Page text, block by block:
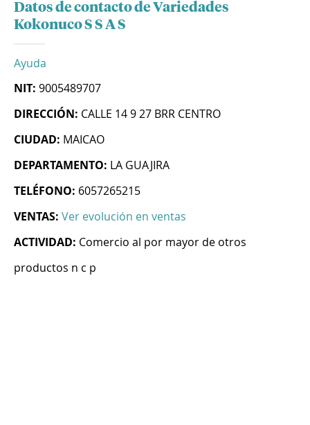
Datos de contacto de Variedades
Kokonuco S S A S
Ayuda
NIT: 9005489707
DIRECCIÓN: CALLE 14 9 27 BRR CENTRO
CIUDAD: MAICAO
DEPARTAMENTO: LA GUAJIRA
TELÉFONO: 6057265215
VENTAS: Ver evolución en ventas
ACTIVIDAD: Comercio al por mayor de otros
productos n c p